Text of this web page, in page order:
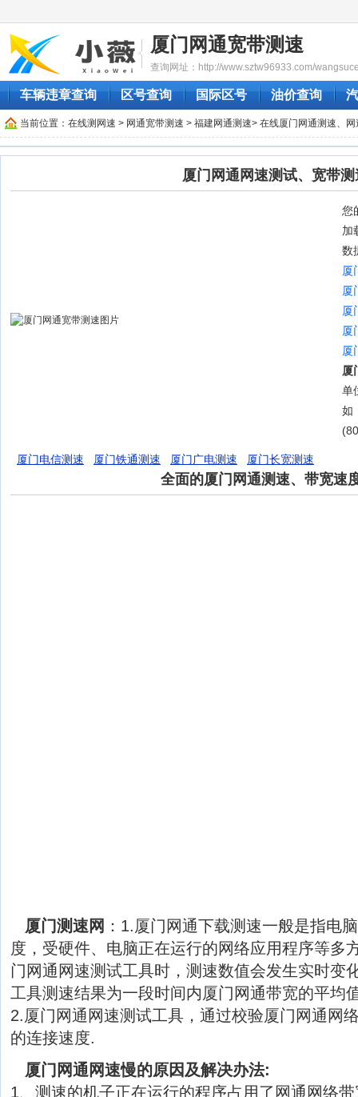
厦门网通宽带测速
查询网址：http://www.sztw96933.com/
车辆违章查询 区号查询 国际区号 油价查询
当前位置： 在线测网速 > 网通宽带测速 > 福建网通测速> 在线厦门网通测速、网
厦门网通网速测试、宽带测
您
加
数
厦
厦
厦
厦
厦
厦
单
如
厦门电信测速 厦门铁通测速 厦门广电测速 厦门长宽测速
全面的厦门网通测速、带宽速
厦门测速网 ：1.厦门网通下载测速一般是指电
度，受硬件、电脑正在运行的网络应用程序等多
门网通网速测试工具时，测速数值会发生实时变
工具测速结果为一段时间内厦门网通带宽的平均
2.厦门网通网速测试工具，通过校验厦门网通网
的连接速度.
厦门网通网速慢的原因及解决办法:
1、测速的机子正在运行的程序占用了网通网络